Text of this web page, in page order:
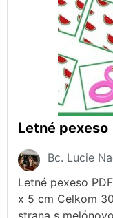
Letné pexeso
Bc. Lucie
Letné pexeso
x 5 cm Celkom